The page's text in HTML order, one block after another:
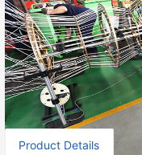
Share：
Product Details